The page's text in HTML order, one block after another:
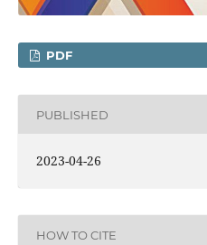
PDF
PUBLISHED
2023-04-26
HOW TO CITE